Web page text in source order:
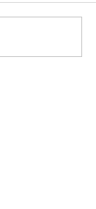
น์อัพลง
ร์ไทย
ดีลแรง
นวันที่
เท่านั้น